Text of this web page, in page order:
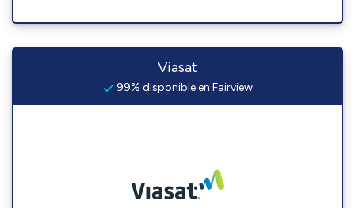
Viasat
99% disponible en Fairview